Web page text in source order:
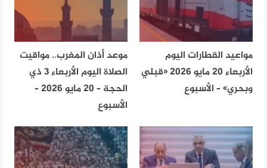
مواعيد القطارات اليوم
الأربعاء 20 مايو 2026 «قبلي
وبحري» – الأسبوع
موعد أذان المغرب.. مواقيت
الصلاة اليوم الأربعاء 3 ذي
الحجة – 20 مايو 2026 –
الأسبوع